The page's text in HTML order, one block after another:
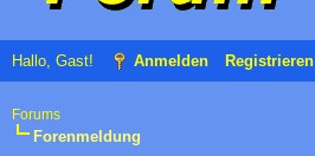
Hallo, Gast! Anmelden Registrieren
Forums
Forenmeldung